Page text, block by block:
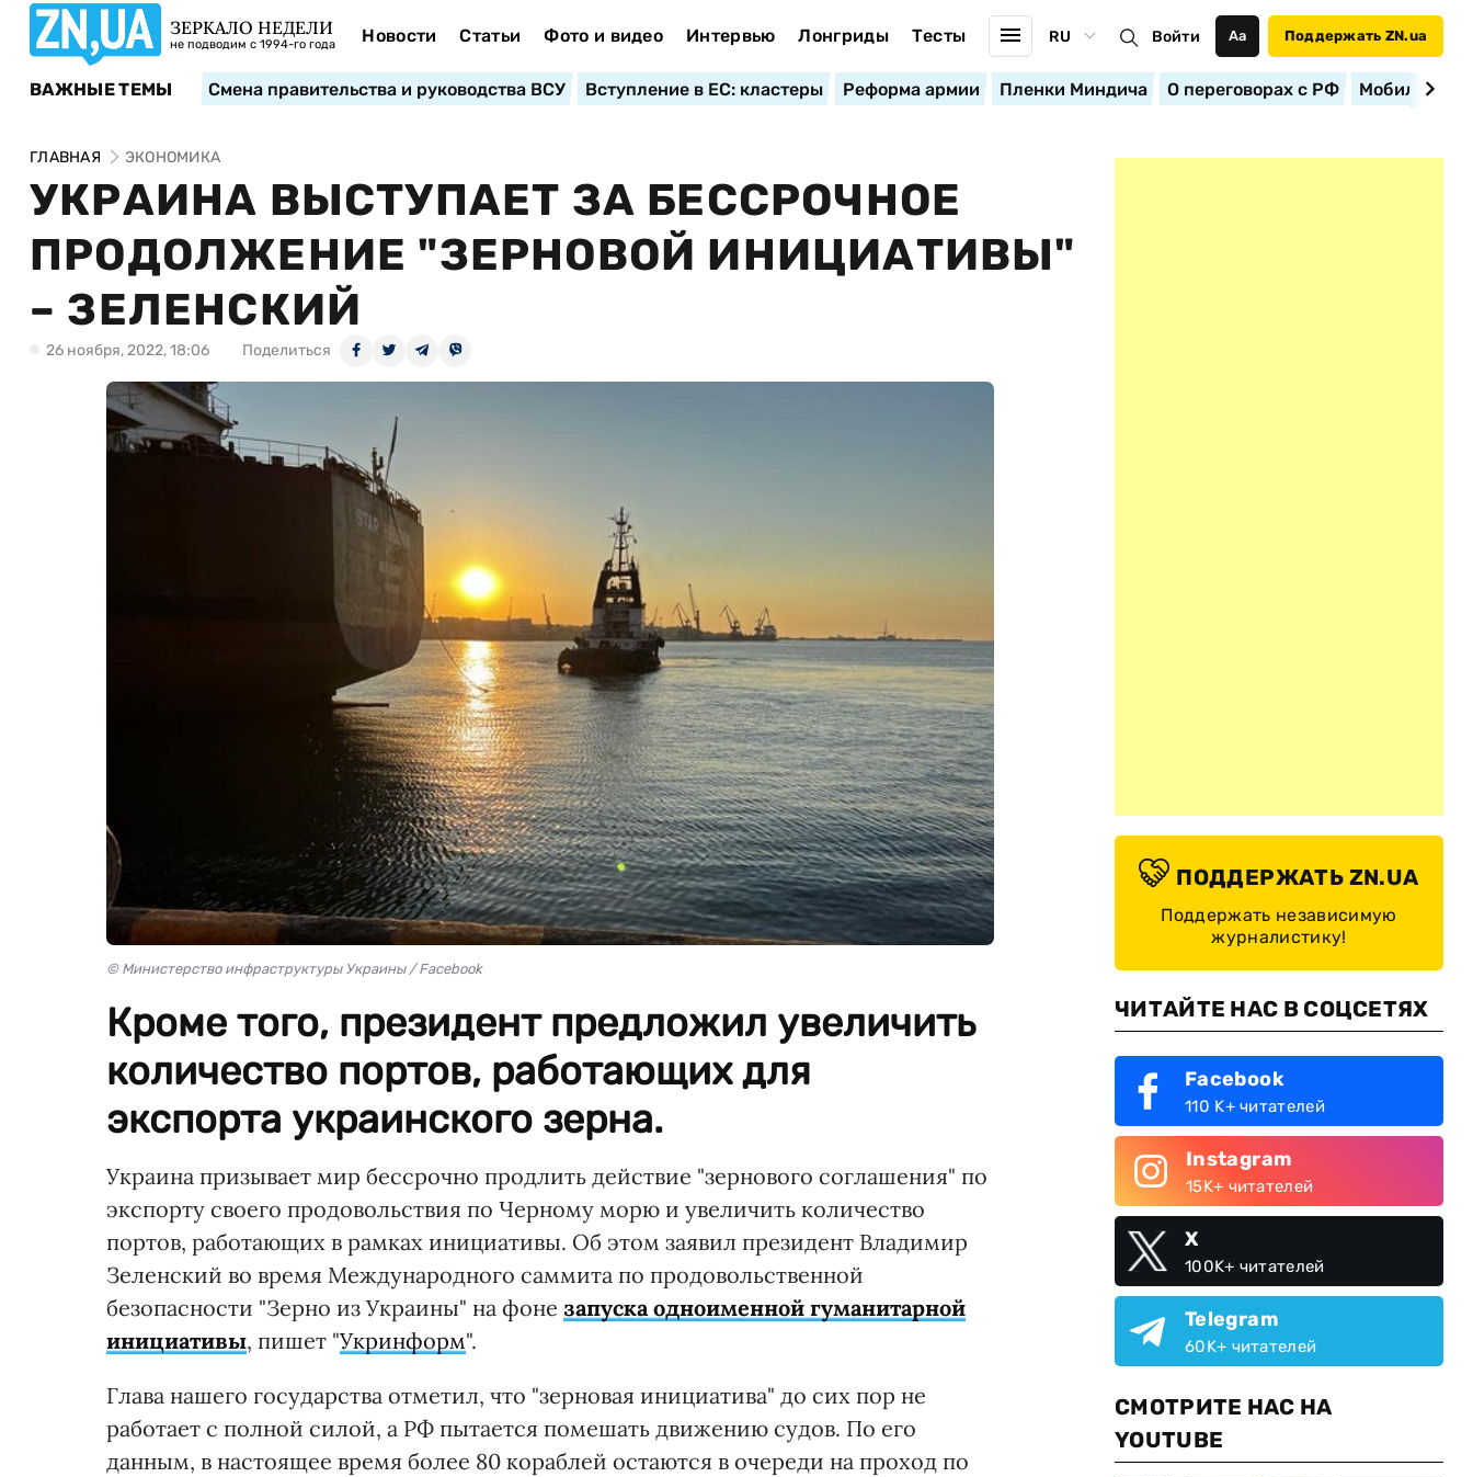
ЗЕРКАЛО НЕДЕЛИ
не подводим с 1994-го года Новости Статьи Фото и видео Интервью Лонгриды Тесты RU Войти Аа Поддержать ZN.ua
ВАЖНЫЕ ТЕМЫ Смена правительства и руководства ВСУ Вступление в ЕС: кластеры Реформа армии Пленки Миндича О переговорах с РФ
ГЛАВНАЯ ЭКОНОМИКА
УКРАИНА ВЫСТУПАЕТ ЗА БЕССРОЧНОЕ
ПРОДОЛЖЕНИЕ "ЗЕРНОВОЙ ИНИЦИАТИВЫ"
– ЗЕЛЕНСКИЙ
26 ноября, 2022, 18:06 Поделиться
© Министерство инфраструктуры Украины / Facebook
Кроме того, президент предложил увеличить
количество портов, работающих для
экспорта украинского зерна.
Украина призывает мир бессрочно продлить действие "зернового соглашения" по
экспорту своего продовольствия по Черному морю и увеличить количество
портов, работающих в рамках инициативы. Об этом заявил президент Владимир
Зеленский во время Международного саммита по продовольственной
безопасности "Зерно из Украины" на фоне запуска одноименной гуманитарной
инициативы, пишет "Укринформ".
Глава нашего государства отметил, что "зерновая инициатива" до сих пор не
работает с полной силой, а РФ пытается помешать движению судов. По его
данным, в настоящее время более 80 кораблей остаются в очереди на проход по
ПОДДЕРЖАТЬ ZN.UA
Поддержать независимую
журналистику!
ЧИТАЙТЕ НАС В СОЦСЕТЯХ
Facebook
110 K+ читателей
Instagram
15K+ читателей
X
100K+ читателей
Telegram
60K+ читателей
СМОТРИТЕ НАС НА
YOUTUBE